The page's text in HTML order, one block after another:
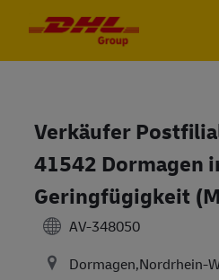
Verkäufer
41542 Dormagen
Geringfügigkeit
AV-348050
Dormagen,Nordrhein-